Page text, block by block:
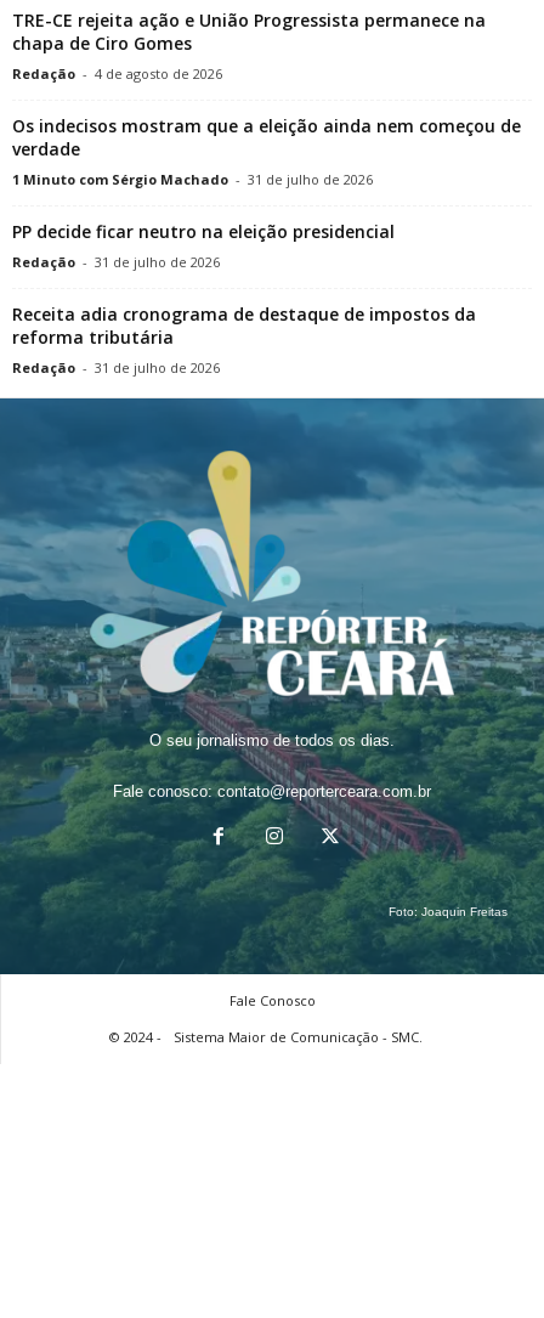
TRE-CE rejeita ação e União Progressista permanece na
chapa de Ciro Gomes
Redação - 4 de agosto de 2026
Os indecisos mostram que a eleição ainda nem começou de
verdade
1 Minuto com Sérgio Machado - 31 de julho de 2026
PP decide ficar neutro na eleição presidencial
Redação - 31 de julho de 2026
Receita adia cronograma de destaque de impostos da
reforma tributária
Redação - 31 de julho de 2026
O seu jornalismo de todos os dias.
Fale conosco:contato@reporterceara.com.br
Foto: Joaquin Freitas
Fale Conosco
© 2024 -
Sistema Maior de Comunicação - SMC.